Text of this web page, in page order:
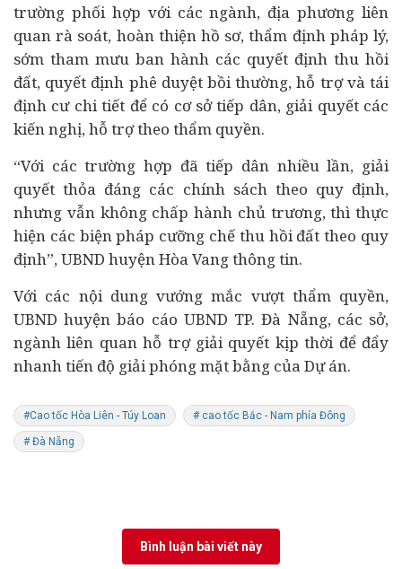
trường phối hợp với các ngành, địa phương liên
quan rà soát, hoàn thiện hồ sơ, thẩm định pháp lý,
sớm tham mưu ban hành các quyết định thu hồi
đất, quyết định phê duyệt bồi thường, hỗ trợ và tái
định cư chi tiết để có cơ sở tiếp dân, giải quyết các
kiến nghị, hỗ trợ theo thẩm quyền.
“Với các trường hợp đã tiếp dân nhiều lần, giải
quyết thỏa đáng các chính sách theo quy định,
nhưng vẫn không chấp hành chủ trương, thì thực
hiện các biện pháp cưỡng chế thu hồi đất theo quy
định”, UBND huyện Hòa Vang thông tin.
Với các nội dung vướng mắc vượt thẩm quyền,
UBND huyện báo cáo UBND TP. Đà Nẵng, các sở,
ngành liên quan hỗ trợ giải quyết kịp thời để đẩy
nhanh tiến độ giải phóng mặt bằng của Dự án.
#Cao tốc Hòa Liên - Túy Loan # cao tốc Bắc - Nam phía Đông
# Đà Nẵng
Bình luận bài viết này